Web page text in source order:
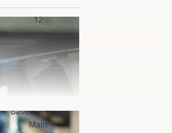
12
Baseline, High,
Main